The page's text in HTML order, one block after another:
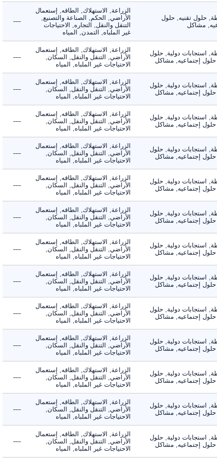
حلول تقنيه, حلول
مشاكل
الزراعة, الاستهلاك, الطاقه, إستعمال
الأراضي, الحكم, الصناعة والتصنيع,
التنقل والنقل, التجاره, الاحتياجات
غير الملباه, التمدن, المياه
----
استجابات دولية, حلول
إجتماعيه, مشاكل
الزراعة, الاستهلاك, الطاقه, إستعمال
الأراضي, التنقل والنقل, السكان,
الاحتياجات غير الملباه, المياه
----
استجابات دولية, حلول
إجتماعيه, مشاكل
الزراعة, الاستهلاك, الطاقه, إستعمال
الأراضي, التنقل والنقل, السكان,
الاحتياجات غير الملباه, المياه
----
استجابات دولية, حلول
إجتماعيه, مشاكل
الزراعة, الاستهلاك, الطاقه, إستعمال
الأراضي, التنقل والنقل, السكان,
الاحتياجات غير الملباه, المياه
----
استجابات دولية, حلول
إجتماعيه, مشاكل
الزراعة, الاستهلاك, الطاقه, إستعمال
الأراضي, التنقل والنقل, السكان,
الاحتياجات غير الملباه, المياه
----
استجابات دولية, حلول
إجتماعيه, مشاكل
الزراعة, الاستهلاك, الطاقه, إستعمال
الأراضي, التنقل والنقل, السكان,
الاحتياجات غير الملباه, المياه
----
استجابات دولية, حلول
إجتماعيه, مشاكل
الزراعة, الاستهلاك, الطاقه, إستعمال
الأراضي, التنقل والنقل, السكان,
الاحتياجات غير الملباه, المياه
----
استجابات دولية, حلول
إجتماعيه, مشاكل
الزراعة, الاستهلاك, الطاقه, إستعمال
الأراضي, التنقل والنقل, السكان,
الاحتياجات غير الملباه, المياه
----
استجابات دولية, حلول
إجتماعيه, مشاكل
الزراعة, الاستهلاك, الطاقه, إستعمال
الأراضي, التنقل والنقل, السكان,
الاحتياجات غير الملباه, المياه
----
استجابات دولية, حلول
إجتماعيه, مشاكل
الزراعة, الاستهلاك, الطاقه, إستعمال
الأراضي, التنقل والنقل, السكان,
الاحتياجات غير الملباه, المياه
----
استجابات دولية, حلول
إجتماعيه, مشاكل
الزراعة, الاستهلاك, الطاقه, إستعمال
الأراضي, التنقل والنقل, السكان,
الاحتياجات غير الملباه, المياه
----
استجابات دولية, حلول
إجتماعيه, مشاكل
الزراعة, الاستهلاك, الطاقه, إستعمال
الأراضي, التنقل والنقل, السكان,
الاحتياجات غير الملباه, المياه
----
استجابات دولية, حلول
إجتماعيه, مشاكل
الزراعة, الاستهلاك, الطاقه, إستعمال
الأراضي, التنقل والنقل, السكان,
الاحتياجات غير الملباه, المياه
----
استجابات دولية, حلول
إجتماعيه, مشاكل
الزراعة, الاستهلاك, الطاقه, إستعمال
الأراضي, التنقل والنقل, السكان,
الاحتياجات غير الملباه, المياه
----